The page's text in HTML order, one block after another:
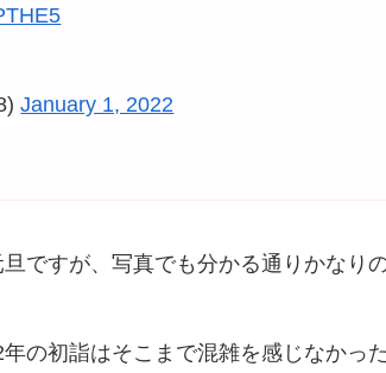
January 1, 2022
ですが、写真でも分かる通りかなり
の初詣はそこまで混雑を感じなかっ